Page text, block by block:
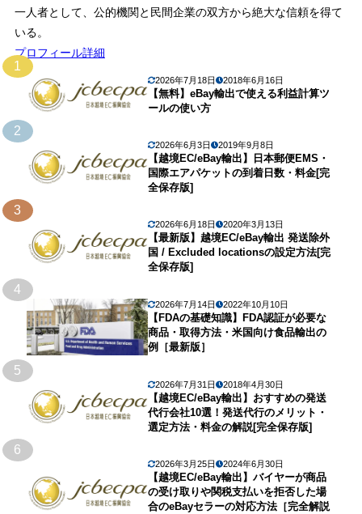
一人者として、公的機関と民間企業の双方から絶大な信頼を得て
いる。
プロフィール詳細
1
2026年7月18日 2018年6月16日
【無料】eBay輸出で使える利益計算ツ
ールの使い方
2
2026年6月3日 2019年9月8日
【越境EC/eBay輸出】日本郵便EMS・
国際エアパケットの到着日数・料金[完
全保存版]
3
2026年6月18日 2020年3月13日
【最新版】越境EC/eBay輸出 発送除外
国 / Excluded locationsの設定方法[完
全保存版]
4
2026年7月14日 2022年10月10日
【FDAの基礎知識】FDA認証が必要な
商品・取得方法・米国向け食品輸出の
例［最新版］
5
2026年7月31日 2018年4月30日
【越境EC/eBay輸出】おすすめの発送
代行会社10選！発送代行のメリット・
選定方法・料金の解説[完全保存版]
6
2026年3月25日 2024年6月30日
【越境EC/eBay輸出】バイヤーが商品
の受け取りや関税支払いを拒否した場
合のeBayセラーの対応方法［完全解説